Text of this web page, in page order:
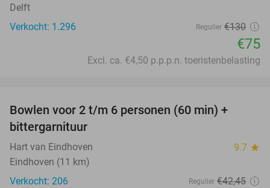
Delft
Verkocht: 1.296
Regulier €130
€75
Excl. ca. €4,50 p.p.p.n. toeristenbelasting
Bowlen voor 2 t/m 6 personen (60 min) +
bittergarnituur
Hart van Eindhoven 9.7 star
Eindhoven (11 km)
Verkocht: 206
Regulier €42,45